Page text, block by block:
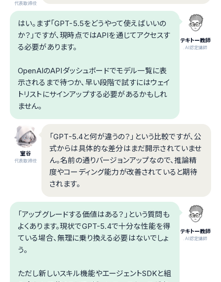
代表取締役
テキトー教師
.AI認定講師
はい。まず「GPT-5.5をどうやって使えばいいの
か？」ですが、現時点ではAPIを通じてアクセスす
る必要があります。
OpenAIのAPIダッシュボードでモデル一覧に表
示されるまで待つか、早い段階で試すにはウェイ
トリストにサインアップする必要があるかもしれ
ません。
室谷
代表取締役
「GPT-5.4と何が違うの？」という比較ですが、公
式からは具体的な差分はまだ開示されていませ
ん。名前の通りバージョンアップなので、推論精
度やコーディング能力が改善されていると期待
されます。
テキトー教師
.AI認定講師
「アップグレードする価値はある？」という質問も
よくあります。現状でGPT-5.4で十分な性能を得
ている場合、無理に乗り換える必要はないでしょ
う。
ただし新しいスキル機能やエージェントSDKと組